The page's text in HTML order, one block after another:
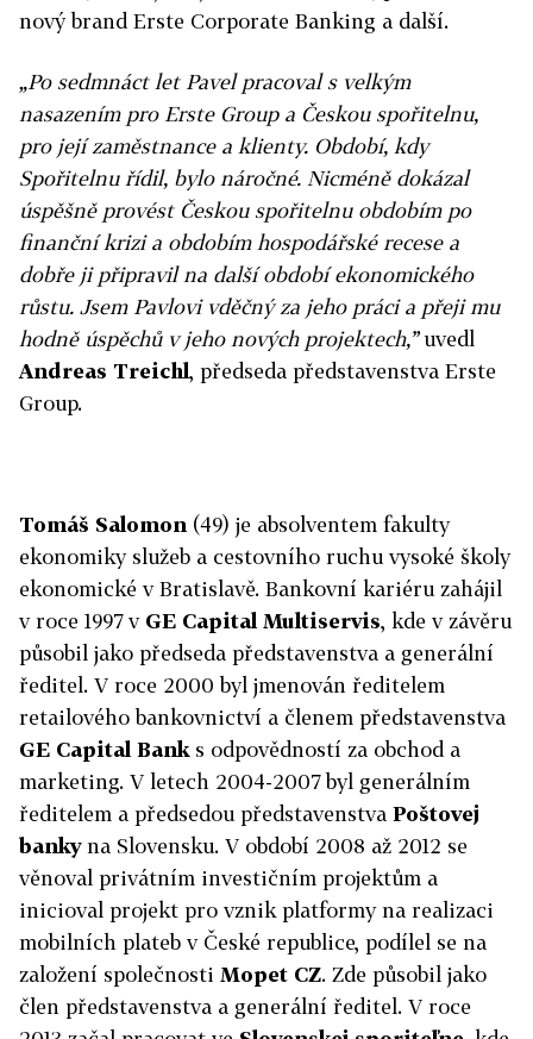
nový brand Erste Corporate Banking a další.
„Po sedmnáct let Pavel pracoval s velkým
nasazením pro Erste Group a Českou spořitelnu,
pro její zaměstnance a klienty. Období, kdy
Spořitelnu řídil, bylo náročné. Nicméně dokázal
úspěšně provést Českou spořitelnu obdobím po
finanční krizi a obdobím hospodářské recese a
dobře ji připravil na další období ekonomického
růstu. Jsem Pavlovi vděčný za jeho práci a přeji mu
hodně úspěchů v jeho nových projektech,”uvedl
Andreas Treichl, předseda představenstva Erste
Group.
Tomáš Salomon (49) je absolventem fakulty
ekonomiky služeb a cestovního ruchu vysoké školy
ekonomické v Bratislavě. Bankovní kariéru zahájil
v roce 1997 v GE Capital Multiservis, kde v závěru
působil jako předseda představenstva a generální
ředitel. V roce 2000 byl jmenován ředitelem
retailového bankovnictví a členem představenstva
GE Capital Bank s odpovědností za obchod a
marketing. V letech 2004-2007 byl generálním
ředitelem a předsedou představenstva Poštovej
bankyna Slovensku. V období 2008 až 2012 se
věnoval privátním investičním projektům a
inicioval projekt pro vznik platformy na realizaci
mobilních plateb v České republice, podílel se na
založení společnosti Mopet CZ. Zde působil jako
člen představenstva a generální ředitel. V roce